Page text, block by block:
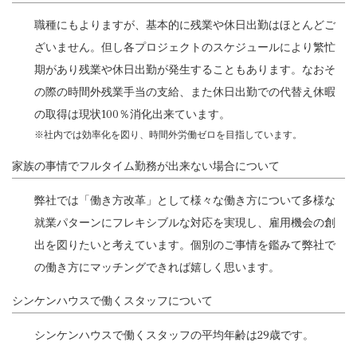
職種にもよりますが、基本的に残業や休日出勤はほとんどご
ざいません。但し各プロジェクトのスケジュールにより繁忙
期があり残業や休日出勤が発生することもあります。なおそ
の際の時間外残業手当の支給、また休日出勤での代替え休暇
の取得は現状100％消化出来ています。
※社内では効率化を図り、時間外労働ゼロを目指しています。
家族の事情でフルタイム勤務が出来ない場合について
弊社では「働き方改革」として様々な働き方について多様な
就業パターンにフレキシブルな対応を実現し、雇用機会の創
出を図りたいと考えています。個別のご事情を鑑みて弊社で
の働き方にマッチングできれば嬉しく思います。
シンケンハウスで働くスタッフについて
シンケンハウスで働くスタッフの平均年齢は29歳です。